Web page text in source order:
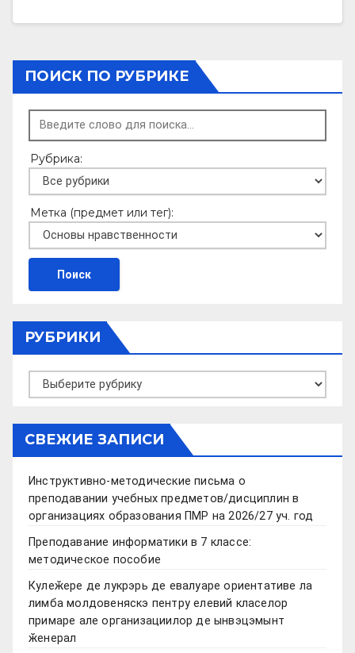
ПОИСК ПО РУБРИКЕ
Рубрика:
Метка (предмет или тег):
РУБРИКИ
Рубрики
СВЕЖИЕ ЗАПИСИ
Инструктивно-методические письма о
преподавании учебных предметов/дисциплин в
организациях образования ПМР на 2026/27 уч. год
Преподавание информатики в 7 классе:
методическое пособие
Кулеӂере де лукрэрь де евалуаре ориентативе ла
лимба молдовеняскэ пентру елевий класелор
примаре але организациилор де ынвэцэмынт
ӂенерал